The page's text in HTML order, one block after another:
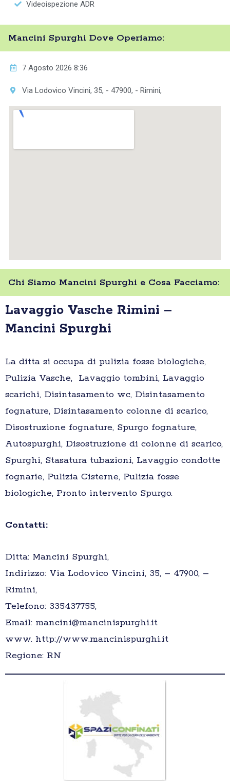
Videoispezione ADR
Mancini Spurghi Dove Operiamo:
7 Agosto 2026 8:36
Via Lodovico Vincini, 35, - 47900, - Rimini,
Chi Siamo Mancini Spurghi e Cosa Facciamo:
Lavaggio Vasche Rimini –
Mancini Spurghi
La ditta si occupa di pulizia fosse biologiche,
Pulizia Vasche, Lavaggio tombini, Lavaggio
scarichi, Disintasamento wc, Disintasamento
fognature, Disintasamento colonne di scarico,
Disostruzione fognature, Spurgo fognature,
Autospurghi, Disostruzione di colonne di scarico,
Spurghi, Stasatura tubazioni, Lavaggio condotte
fognarie, Pulizia Cisterne, Pulizia fosse
biologiche, Pronto intervento Spurgo.
Contatti:
Ditta: Mancini Spurghi,
Indirizzo: Via Lodovico Vincini, 35, – 47900, –
Rimini,
Telefono: 335437755,
Email: mancini@mancinispurghi.it
www. http://www.mancinispurghi.it
Regione: RN